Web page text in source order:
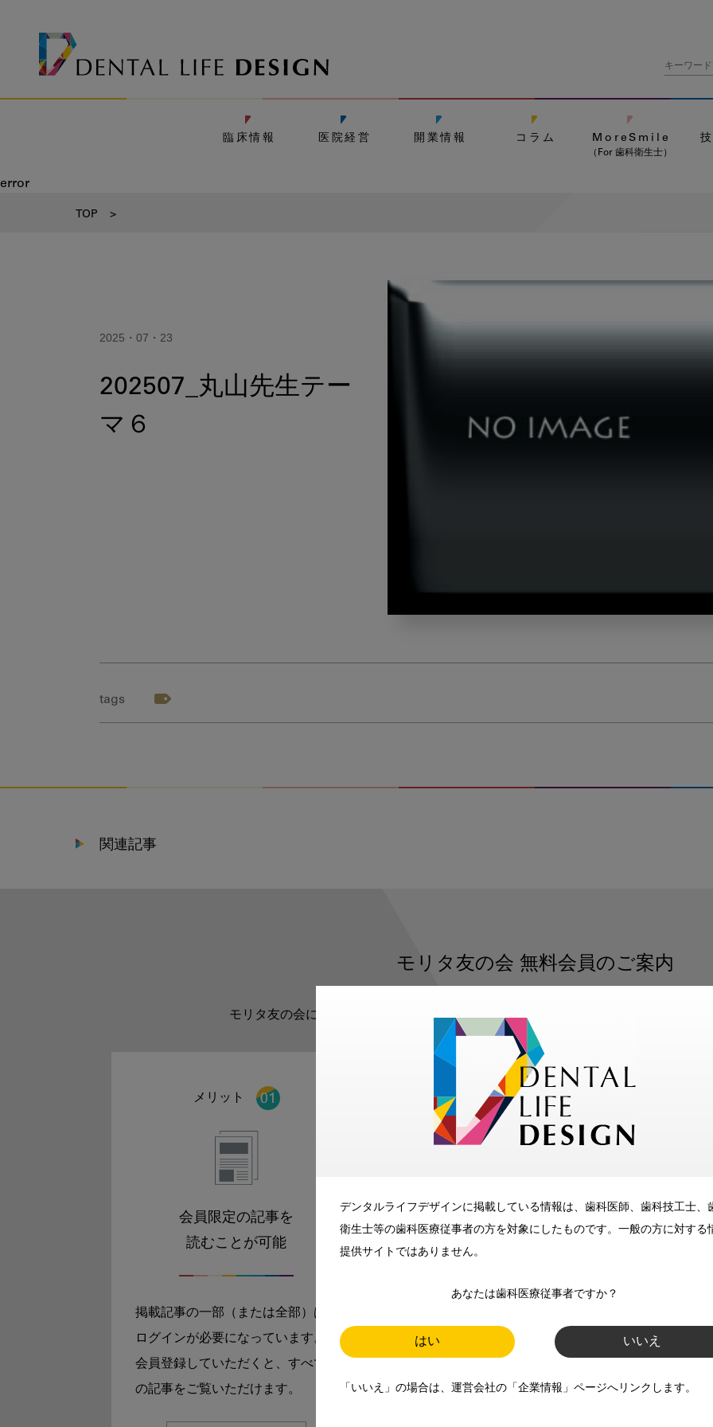
デンタルライフデザインに掲載している情報は、歯科医師、歯科技工士、
衛生士等の歯科医療従事者の方を対象にしたものです。一般の方に対する
提供サイトではありません。
あなたは歯科医療従事者ですか？
はい いいえ
「いいえ」の場合は、運営会社の「企業情報」ページへリンクします。
臨床情報 医院経営 開業情報 コラム MoreSmile
（For 歯科衛生士）
error
TOP >
2025・07・23
202507_丸山先生テー
マ６
tags
関連記事
モリタ友の会 無料会員のご案内
モリタ友の会に登録いただくと、デンタルライフデザインをもっと便利にご利用い
メリット
会員限定の記事を
読むことが可能
掲載記事の一部（または全部）は
ログインが必要になっています。
会員登録していただくと、すべて
の記事をご覧いただけます。
メリット
メールマガジンでお届け
師、歯科衛生士、歯科技工士）に
お届けします。